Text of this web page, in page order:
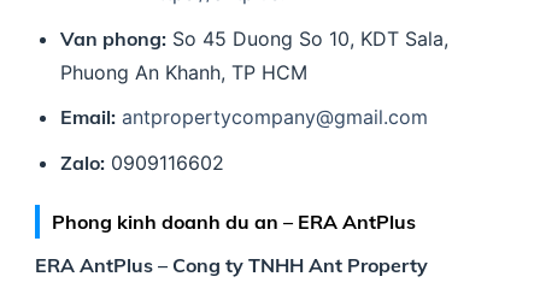
Van phong:So 45 Duong So 10, KDT Sala,
Phuong An Khanh, TP HCM
Email: antpropertycompany@gmail.com
Zalo:0909116602
Phong kinh doanh du an – ERA AntPlus
ERA AntPlus – Cong ty TNHH Ant Property